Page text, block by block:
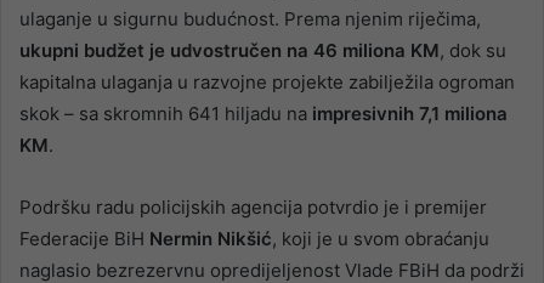
ulaganje u sigurnu budućnost. Prema njenim riječima,
ukupni budžet je udvostručen na 46 miliona KM, dok su
kapitalna ulaganja u razvojne projekte zabilježila ogroman
skok – sa skromnih 641 hiljadu na impresivnih 7,1 miliona
KM.
Podršku radu policijskih agencija potvrdio je i premijer
Federacije BiH Nermin Nikšić, koji je u svom obraćanju
naglasio bezrezervnu opredijeljenost Vlade FBiH da podrži